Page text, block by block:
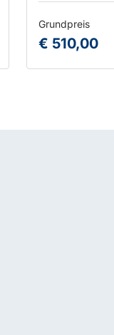
Grundpreis
€ 510,00